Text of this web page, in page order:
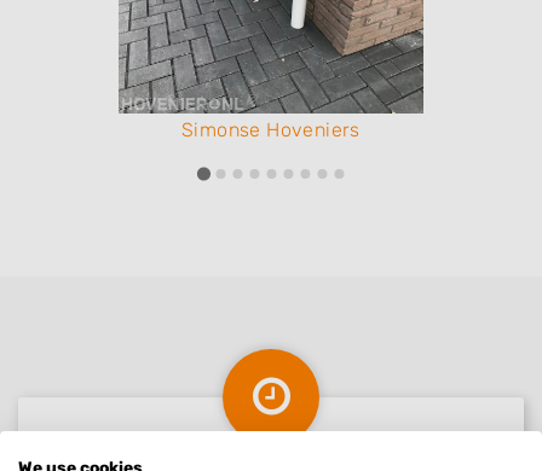
Simonse Hoveniers
We use cookies